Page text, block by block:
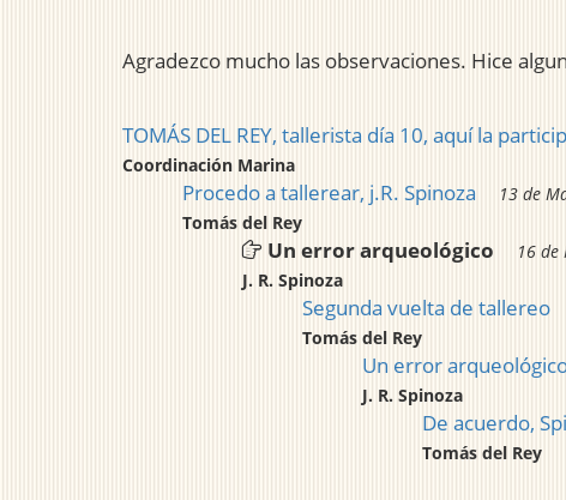
Agradezco mucho las observaciones. Hice
TOMÁS DEL REY, tallerista día 10, aquí la
Coordinación Marina
Procedo a tallerear, j.R. Spinoza
13 de
Tomás del Rey
Un error arqueológico
16
J. R. Spinoza
Segunda vuelta de tallereo
Tomás del Rey
Un error
J. R. Spinoza
De acuerdo,
Tomás del Rey